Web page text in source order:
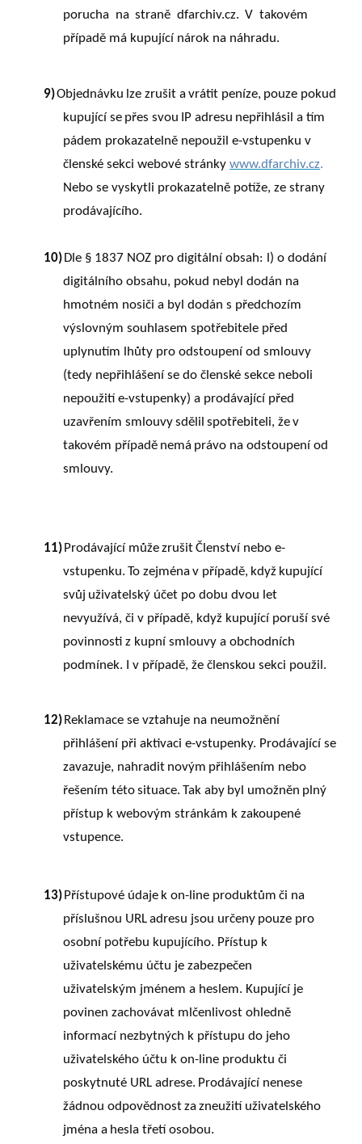
porucha na straně dfarchiv.cz. V takovém
případě má kupující nárok na náhradu.
9)Objednávku lze zrušit a vrátit peníze, pouze pokud
kupující se přes svou IP adresu nepřihlásil a tím
pádem prokazatelně nepoužil e-vstupenku v
členské sekci webové stránkywww.dfarchiv.cz.
Nebo se vyskytli prokazatelně potíže, ze strany
prodávajícího.
10) Dle § 1837 NOZ pro digitální obsah: l) o dodání
digitálního obsahu, pokud nebyl dodán na
hmotném nosiči a byl dodán s předchozím
výslovným souhlasem spotřebitele před
uplynutím lhůty pro odstoupení od smlouvy
(tedy nepřihlášení se do členské sekce neboli
nepoužití e-vstupenky) a prodávající před
uzavřením smlouvy sdělil spotřebiteli, že v
takovém případě nemá právo na odstoupení od
smlouvy.
11) Prodávající můžezrušitČlenství nebo e-
vstupenku. To zejména v případě, když kupující
svůj uživatelský účet po dobu dvou let
nevyužívá, či v případě, když kupující poruší své
povinnosti z kupní smlouvy a obchodních
podmínek.
v případě, že členskou sekci použil.
12) Reklamace se vztahuje na neumožnění
přihlášení při aktivaci e-vstupenky. Prodávající se
zavazuje, nahradit novým přihlášením nebo
řešením této situace. Tak aby byl umožněn plný
přístup k webovým stránkám k zakoupené
vstupence.
13) Přístupové údaje k on-line produktům či na
příslušnou URL adresu jsou určeny pouze pro
osobní potřebu kupujícího. Přístup k
uživatelskému účtu je zabezpečen
uživatelským jménem a heslem. Kupující je
povinen zachovávat mlčenlivost ohledně
informací nezbytných k přístupu do jeho
uživatelského účtu k on-line produktu či
poskytnuté URL adrese. Prodávající nenese
žádnou odpovědnost za zneužití uživatelského
jména a hesla třetí osobou.